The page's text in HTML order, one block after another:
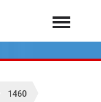
1460